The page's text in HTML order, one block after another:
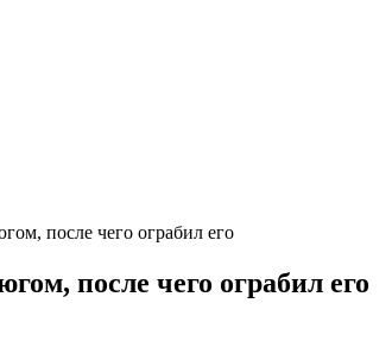
после чего ограбил его
после чего ограбил его